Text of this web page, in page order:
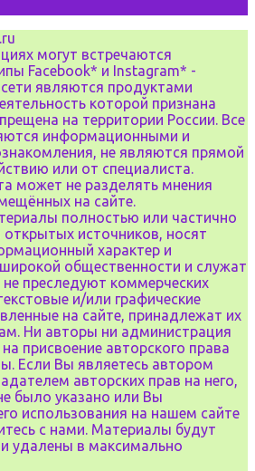
могут встречаются
Facebook* и Instagram* -
являются продуктами
которой признана
на территории России. Все
информационными и
не являются прямой
или от специалиста.
может не разделять мнения
на сайте.
полностью или частично
источников, носят
характер и
общественности и служат
преследуют коммерческих
и/или графические
на сайте, принадлежат их
Ни авторы ни администрация
присвоение авторского права
Если Вы являетесь автором
авторских прав на него,
было указано или Вы
использования на нашем сайте
с нами. Материалы будут
удалены в максимально